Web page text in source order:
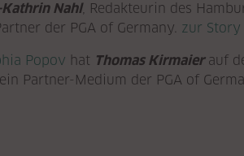
Nahl, Redakteurin des
der PGA of Germany. zur Story
Popov hat Thomas Kirmaierauf
Partner-Medium der PGA of